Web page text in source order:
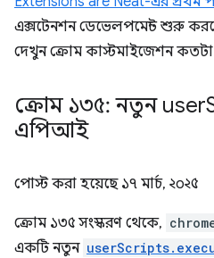
এক্সটেনশন ডেভেলপমেন্ট শুরু
দেখুন ক্রোম কাস্টমাইজেশন কতটা
ক্রোম ১৩৫: নতুন user
এপিআই
পোস্ট করা হয়েছে১৭ মার্চ, ২০২৫
ক্রোম ১৩৫ সংস্করণ থেকে,
একটি নতুন